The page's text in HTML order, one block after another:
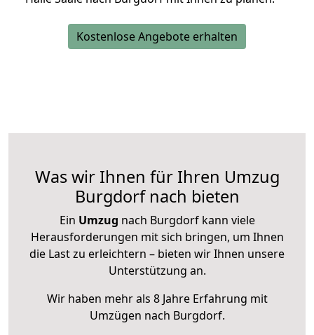
Kostenlose Angebote erhalten
Was wir Ihnen für Ihren Umzug
Burgdorf nach bieten
Ein Umzug nach Burgdorf kann viele
Herausforderungen mit sich bringen, um Ihnen
die Last zu erleichtern – bieten wir Ihnen unsere
Unterstützung an.
Wir haben mehr als 8 Jahre Erfahrung mit
Umzügen nach Burgdorf.